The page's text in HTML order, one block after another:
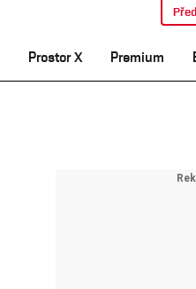
Prostor X Premium